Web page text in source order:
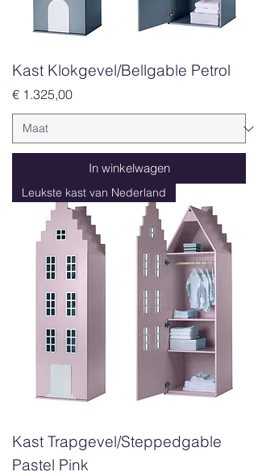
Kast Klokgevel/Bellgable Petrol
Prijs
€ 1.325,00
In winkelwagen
Leukste kast van Nederland
Kast Trapgevel/Steppedgable
Pastel Pink